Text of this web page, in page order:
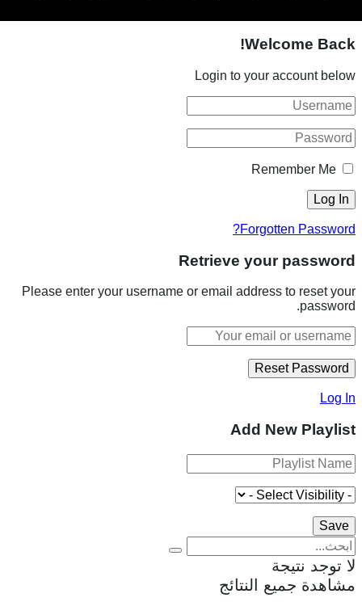
Welcome Back!
Login to your account below
Remember Me
Forgotten Password?
Retrieve your password
Please enter your username or email address to reset your
password.
Log In
Add New Playlist
لا توجد نتيجة
مشاهدة جميع النتائج